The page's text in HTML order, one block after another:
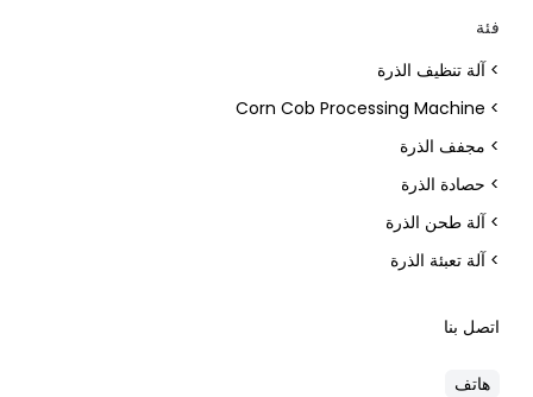
فئة
> آلة تنظيف الذرة
> Corn Cob Processing Machine
> مجفف الذرة
> حصادة الذرة
> آلة طحن الذرة
> آلة تعبئة الذرة
اتصل بنا
هاتف